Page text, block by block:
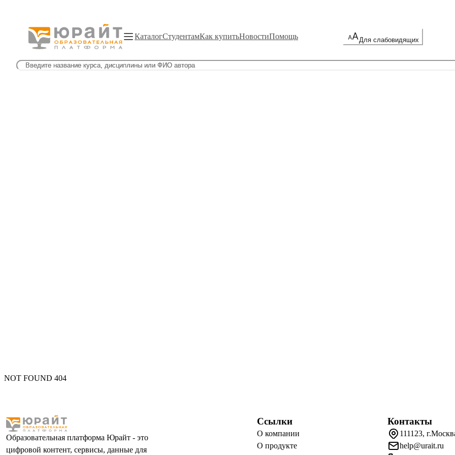
КаталогСтудентамКак купитьНовостиПомощь Для слабовидящих
NOT FOUND 404
Образовательная платформа Юрайт - это
цифровой контент, сервисы, данные для
Ссылки
О компании
О продукте
Контакты
111123,
help@urait.ru